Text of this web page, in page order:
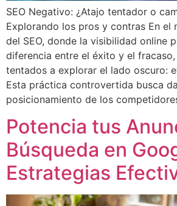
SEO Negativo: ¿Atajo tentador o
Explorando los pros y contras En el
del SEO, donde la visibilidad online
diferencia entre el éxito y el
tentados a explorar el lado oscuro:
Esta práctica controvertida busca
posicionamiento de los
Potencia tus
Búsqueda en
Estrategias